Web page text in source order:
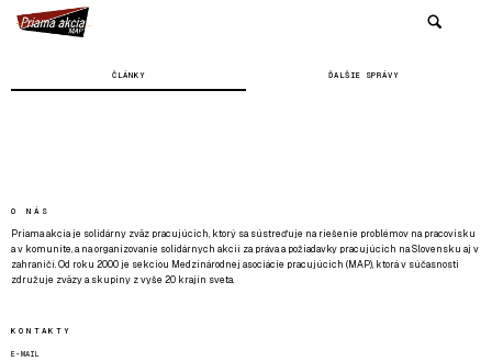
ČLÁNKY ĎALŠIE SPRÁVY
O NÁS
Priama akcia je solidárny zväz pracujúcich, ktorý sa sústreďuje na riešenie problémov na pracovisku
a v komunite, a na organizovanie solidárnych akcií za práva a požiadavky pracujúcich na Slovensku aj v
zahraničí. Od roku 2000 je sekciou Medzinárodnej asociácie pracujúcich (MAP), ktorá v súčasnosti
združuje zväzy a skupiny z vyše 20 krajín sveta.
KONTAKTY
E-MAIL